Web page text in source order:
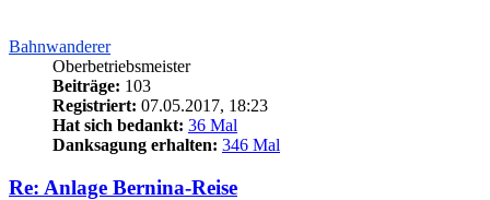
Bahnwanderer
Oberbetriebsmeister
Beiträge: 103
Registriert: 07.05.2017, 18:23
Hat sich bedankt: 36 Mal
Danksagung erhalten: 346 Mal
Re: Anlage Bernina-Reise